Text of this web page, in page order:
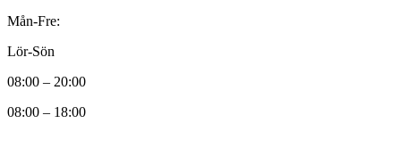
Mån-Fre:
Lör-Sön
08:00 – 20:00
08:00 – 18:00